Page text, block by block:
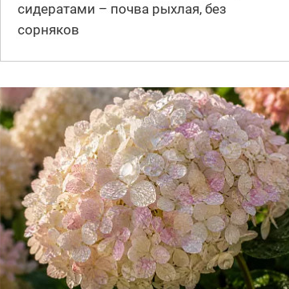
сидератами – почва рыхлая, без
сорняков